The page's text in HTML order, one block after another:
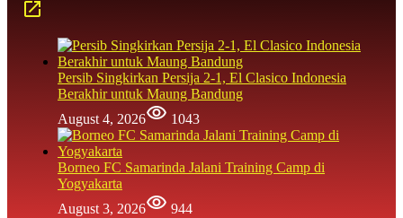
Persib Singkirkan Persija 2-1, El Clasico Indonesia
Berakhir untuk Maung Bandung
August 4, 2026
1043
Borneo FC Samarinda Jalani Training Camp di
Yogyakarta
August 3, 2026
944